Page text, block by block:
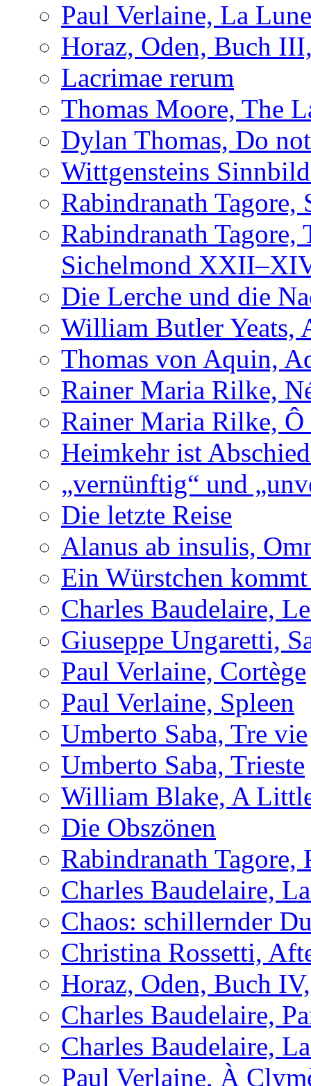
Paul Verlaine, La
Horaz, Oden, Buch
Lacrimae rerum
Thomas Moore, The
Dylan Thomas, Do
Wittgensteins
Rabindranath
Rabindranath Tagore,
Sichelmond
Die Lerche und die
William Butler Yeats,
Thomas von Aquin,
Rainer Maria Rilke,
Rainer Maria Rilke, Ô
Heimkehr ist
„vernünftig“ und
Die letzte Reise
Alanus ab insulis,
Ein Würstchen
Charles Baudelaire,
Giuseppe Ungaretti,
Paul Verlaine, Cortège
Paul Verlaine, Spleen
Umberto Saba, Tre vie
Umberto Saba, Trieste
William Blake, A
Die Obszönen
Rabindranath Tagore,
Charles Baudelaire,
Chaos: schillernder
Christina Rossetti,
Horaz, Oden, Buch
Charles Baudelaire,
Charles Baudelaire,
Paul Verlaine, À